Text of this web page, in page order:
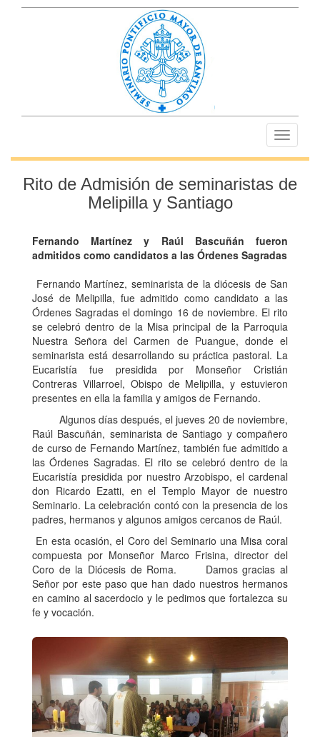
Toggle
Rito de Admisión de seminaristas de
Melipilla y Santiago
Fernando Martínez y Raúl Bascuñán fueron
admitidos como candidatos a las Órdenes Sagradas
Fernando Martínez, seminarista de la diócesis de San
José de Melipilla, fue admitido como candidato a las
Órdenes Sagradas el domingo 16 de noviembre. El rito
se celebró dentro de la Misa principal de la Parroquia
Nuestra Señora del Carmen de Puangue, donde el
seminarista está desarrollando su práctica pastoral. La
Eucaristía fue presidida por Monseñor Cristián
Contreras Villarroel, Obispo de Melipilla, y estuvieron
presentes en ella la familia y amigos de Fernando.
Algunos días después, el jueves 20 de noviembre,
Raúl Bascuñán, seminarista de Santiago y compañero
de curso de Fernando Martínez, también fue admitido a
las Órdenes Sagradas. El rito se celebró dentro de la
Eucaristía presidida por nuestro Arzobispo, el cardenal
don Ricardo Ezatti, en el Templo Mayor de nuestro
Seminario. La celebración contó con la presencia de los
padres, hermanos y algunos amigos cercanos de Raúl.
En esta ocasión, el Coro del Seminario una Misa coral
compuesta por Monseñor Marco Frisina, director del
Coro de la Diócesis de Roma. Damos gracias al
Señor por este paso que han dado nuestros hermanos
en camino al sacerdocio y le pedimos que fortalezca su
fe y vocación.